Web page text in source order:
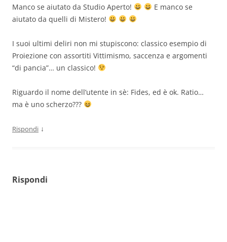
Manco se aiutato da Studio Aperto!
E manco se
aiutato da quelli di Mistero!
I suoi ultimi deliri non mi stupiscono: classico esempio di
Proiezione con assortiti Vittimismo, saccenza e argomenti
“di pancia”… un classico!
Riguardo il nome dell’utente in sè: Fides, ed è ok. Ratio…
ma è uno scherzo???
Rispondi ↓
Rispondi